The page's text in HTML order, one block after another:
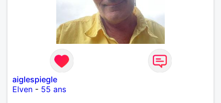
aiglespiegle
Elven - 55 ans